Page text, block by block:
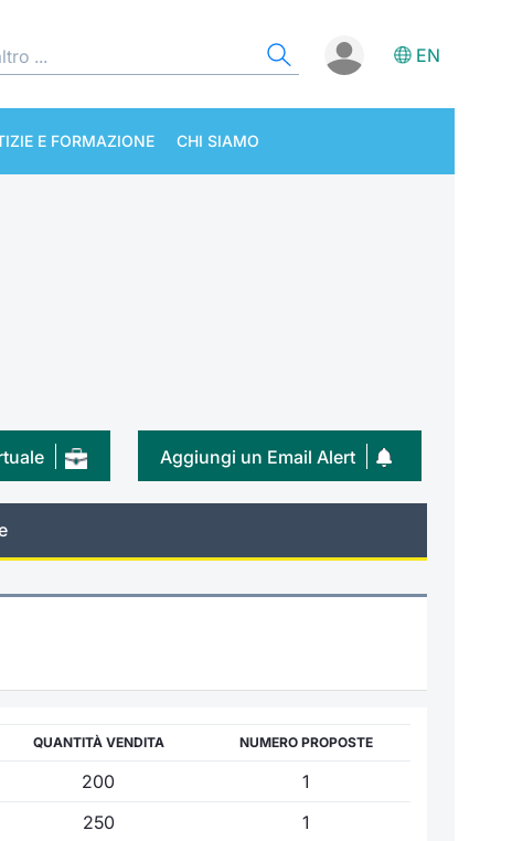
EN
E FORMAZIONE CHI SIAMO
Aggiungi un Email Alert
QUANTITÀ VENDITA NUMERO PROPOSTE
200
1
250
1